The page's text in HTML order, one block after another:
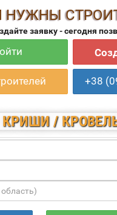
НУЖНЫ
заявку - сегодня
+38
/